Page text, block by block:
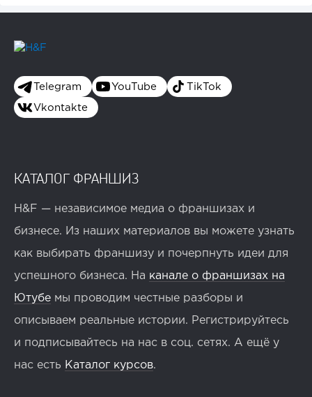
Telegram YouTube TikTok
Vkontakte
КАТАЛОГ ФРАНШИЗ
H&F — независимое медиа о франшизах и
бизнесе. Из наших материалов вы можете узнать
как выбирать франшизу и почерпнуть идеи для
успешного бизнеса. На канале о франшизах на
Ютубе мы проводим честные разборы и
описываем реальные истории. Регистрируйтесь
и подписывайтесь на нас в соц. сетях. А ещё у
нас есть Каталог курсов.